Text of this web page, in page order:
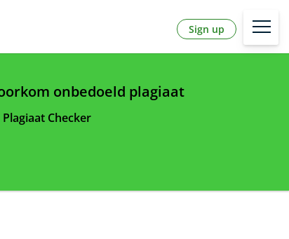
Sign up
onbedoeld plagiaat
Plagiaat Checker